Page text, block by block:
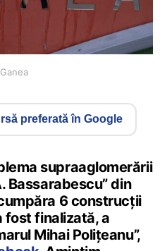
preferată în Google
supraaglomerării
Bassarabescu” din
6 construcții
fost finalizată, a
Mihai Poliţeanu”,